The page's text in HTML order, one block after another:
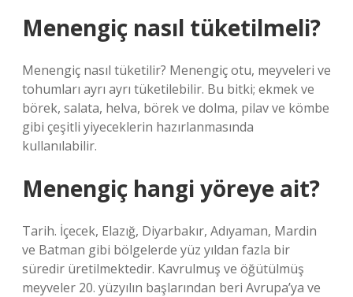
Menengiç nasıl tüketilmeli?
Menengiç nasıl tüketilir? Menengiç otu, meyveleri ve
tohumları ayrı ayrı tüketilebilir. Bu bitki; ekmek ve
börek, salata, helva, börek ve dolma, pilav ve kömbe
gibi çeşitli yiyeceklerin hazırlanmasında
kullanılabilir.
Menengiç hangi yöreye ait?
Tarih. İçecek, Elazığ, Diyarbakır, Adıyaman, Mardin
ve Batman gibi bölgelerde yüz yıldan fazla bir
süredir üretilmektedir. Kavrulmuş ve öğütülmüş
meyveler 20. yüzyılın başlarından beri Avrupa’ya ve